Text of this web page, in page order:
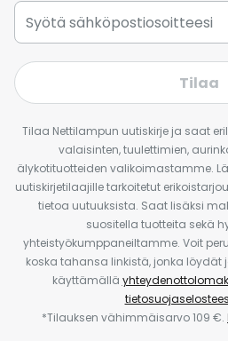
Tilaa
Tilaa Nettilampun uutiskirje ja saat
valaisinten, tuulettimien,
älykotituotteiden valikoimastamme.
uutiskirjetilaajille tarkoitetut
tietoa uutuuksista. Saat lisäksi
suositella tuotteita sekä
yhteistyökumppaneiltamme. Voit
koska tahansa linkistä, jonka löydät
käyttämällä
*Tilauksen vähimmäisarvo 109 €.